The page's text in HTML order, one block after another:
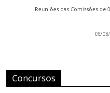
Reuniões das Comissões de
06/
Concursos